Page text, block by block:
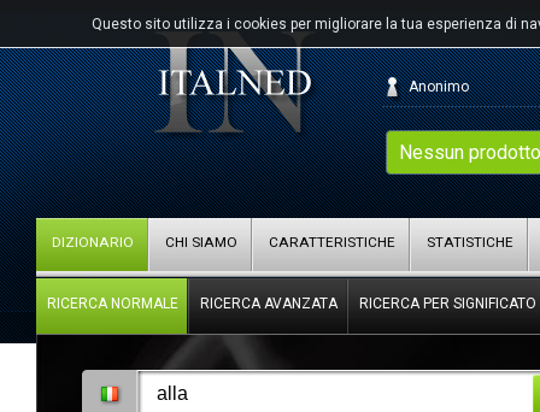
Questo sito utilizza i cookies per migliorare la tua esperienza di
Nessun
Anonimo
DIZIONARIO CHI SIAMO CARATTERISTICHE STATISTICHE
RICERCA NORMALE RICERCA AVANZATA RICERCA PER SIGNIFICATO